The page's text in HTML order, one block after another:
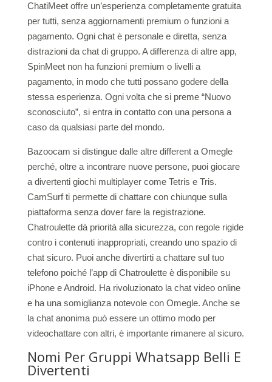
ChatiMeet offre un’esperienza completamente gratuita
per tutti, senza aggiornamenti premium o funzioni a
pagamento. Ogni chat è personale e diretta, senza
distrazioni da chat di gruppo. A differenza di altre app,
SpinMeet non ha funzioni premium o livelli a
pagamento, in modo che tutti possano godere della
stessa esperienza. Ogni volta che si preme “Nuovo
sconosciuto”, si entra in contatto con una persona a
caso da qualsiasi parte del mondo.
Bazoocam si distingue dalle altre different a Omegle
perché, oltre a incontrare nuove persone, puoi giocare
a divertenti giochi multiplayer come Tetris e Tris.
CamSurf ti permette di chattare con chiunque sulla
piattaforma senza dover fare la registrazione.
Chatroulette dà priorità alla sicurezza, con regole rigide
contro i contenuti inappropriati, creando uno spazio di
chat sicuro. Puoi anche divertirti a chattare sul tuo
telefono poiché l’app di Chatroulette è disponibile su
iPhone e Android. Ha rivoluzionato la chat video online
e ha una somiglianza notevole con Omegle. Anche se
la chat anonima può essere un ottimo modo per
videochattare con altri, è importante rimanere al sicuro.
Nomi Per Gruppi Whatsapp Belli E
Divertenti